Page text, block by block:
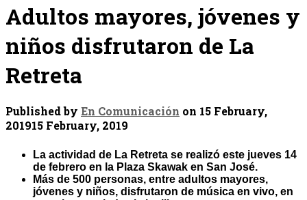
Adultos mayores, jóvenes y
niños disfrutaron de La
Retreta
Published by En Comunicación on 15 February,
201915 February, 2019
La actividad de La Retreta se realizó este jueves 14
de febrero en la Plaza Skawak en San José.
Más de 500 personas, entre adultos mayores,
jóvenes y niños, disfrutaron de música en vivo, en